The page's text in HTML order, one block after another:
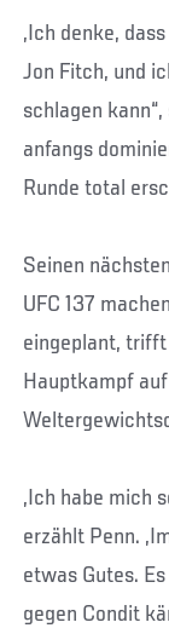
„Ich denke,
Jon Fitch, und
schlagen
anfangs
Runde total
Seinen
UFC 137
eingeplant,
Hauptkampf
„Ich habe mich
erzählt Penn.
etwas Gutes.
gegen Condit